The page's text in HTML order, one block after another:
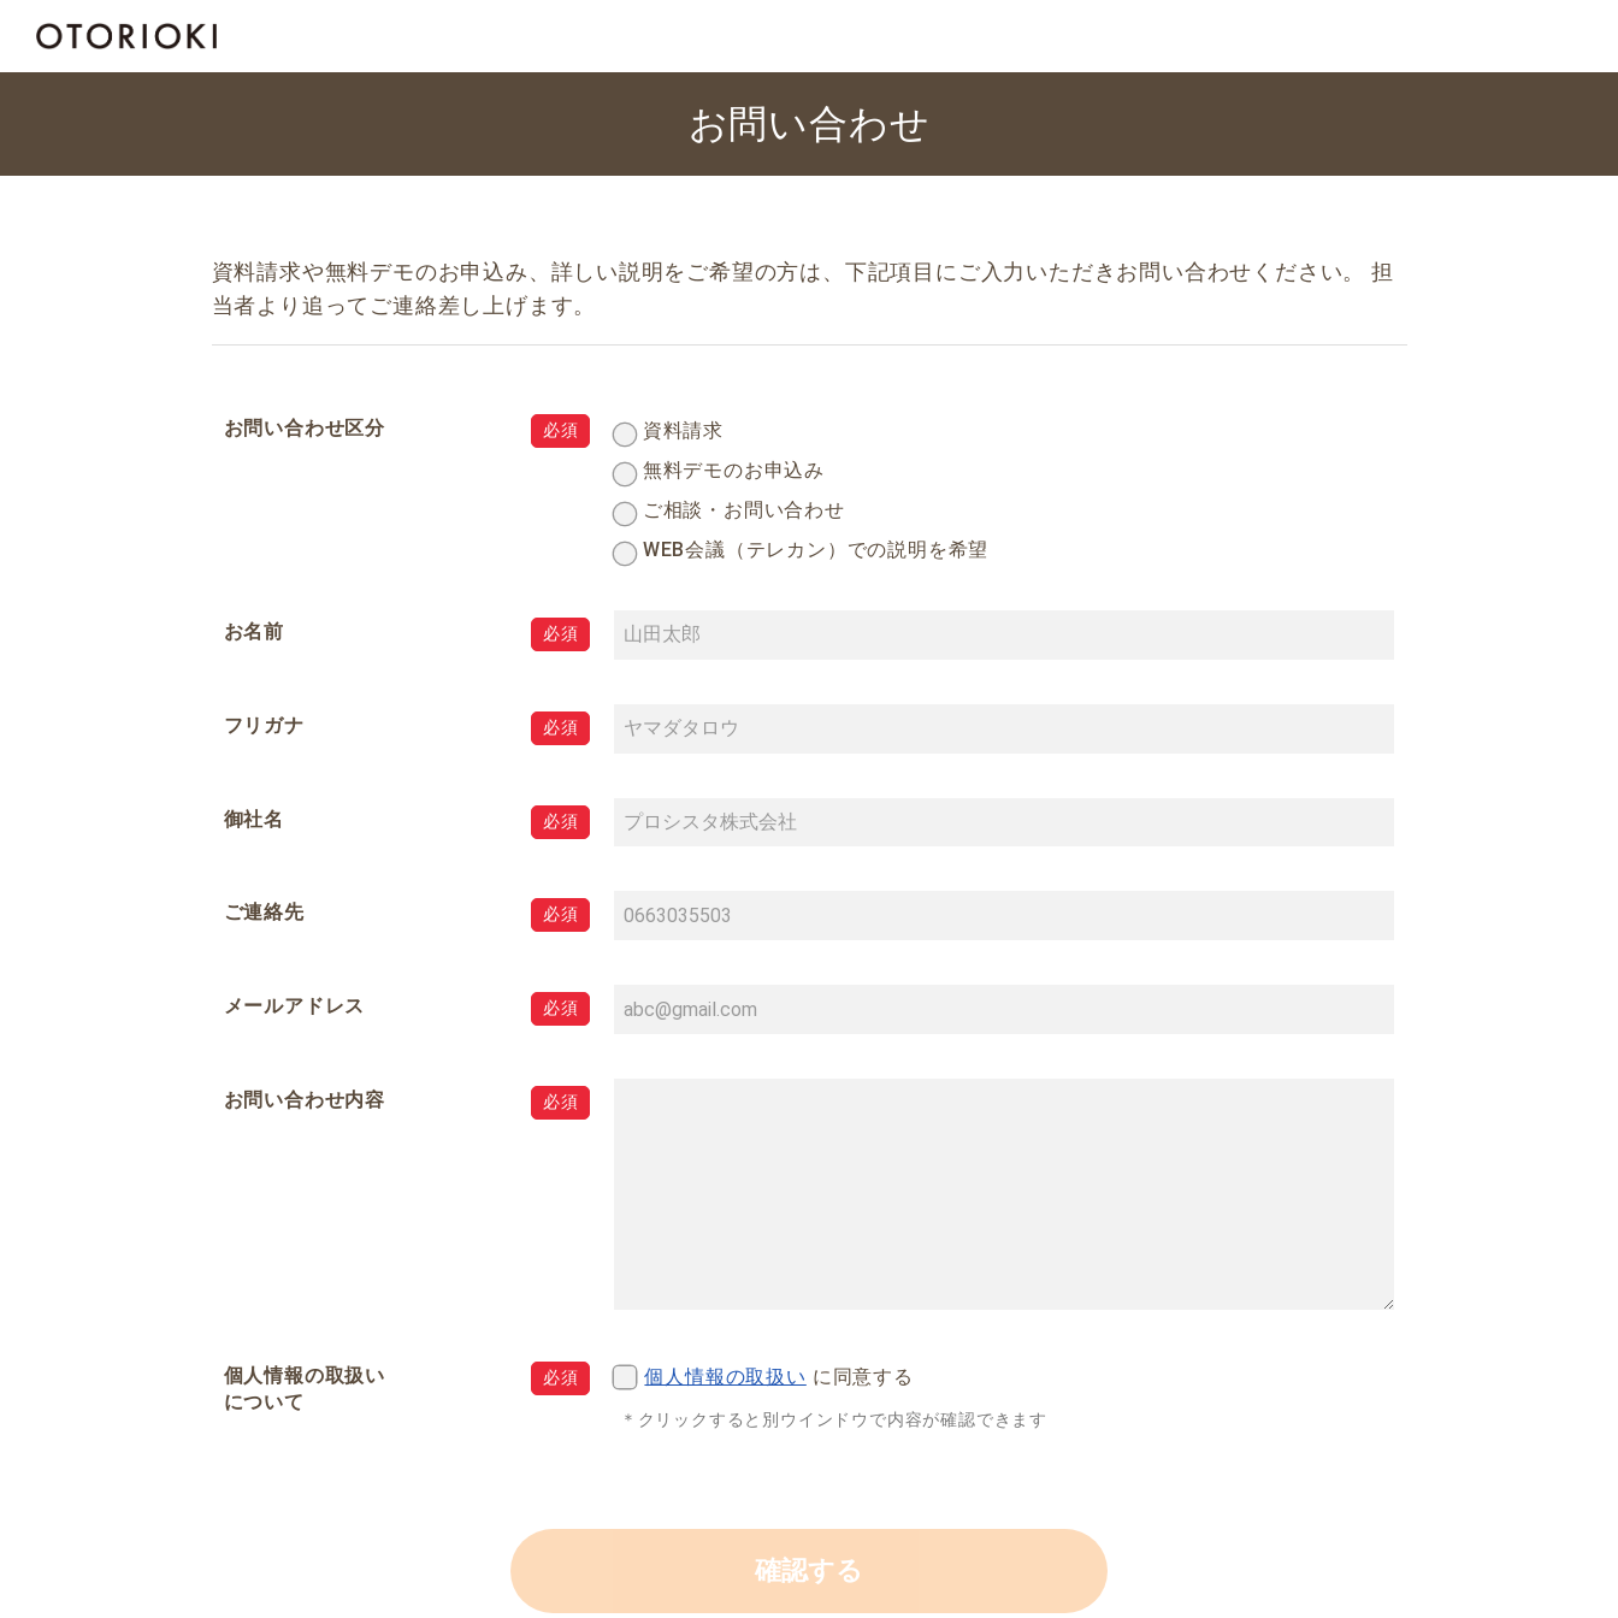
お問い合わせ
資料請求や無料デモのお申込み、詳しい説明をご希望の方は、下記項目にご入力いただきお問い合わせください。担
当者より追ってご連絡差し上げます。
お問い合わせ区分
資料請求
無料デモのお申込み
ご相談・お問い合わせ
WEB会議（テレカン）での説明を希望
お名前
フリガナ
御社名
ご連絡先
メールアドレス
お問い合わせ内容
個人情報の取扱い
について
個人情報の取扱い に同意する
＊クリックすると別ウインドウで内容が確認できます